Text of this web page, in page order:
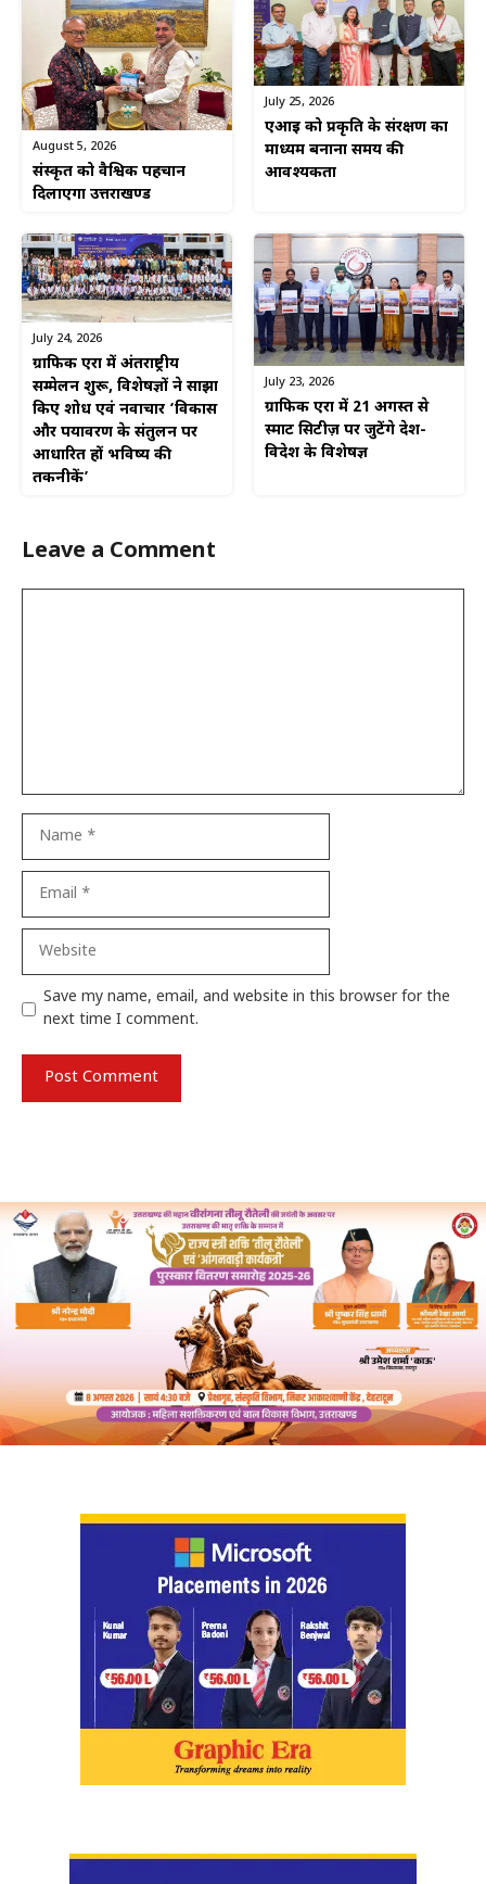
August 5, 2026
संस्कृत को वैश्विक पहचान
दिलाएगा उत्तराखण्ड
July 25, 2026
एआई को प्रकृति के संरक्षण का
माध्यम बनाना समय की
आवश्यकता
July 24, 2026
ग्राफिक एरा में अंतर्राष्ट्रीय
सम्मेलन शुरू, विशेषज्ञों ने साझा
किए शोध एवं नवाचार ‘विकास
और पर्यावरण के संतुलन पर
आधारित हों भविष्य की
तकनीकें’
July 23, 2026
ग्राफिक एरा में 21 अगस्त से
स्मार्ट सिटीज़ पर जुटेंगे देश-
विदेश के विशेषज्ञ
Leave a Comment
Website
Save my name, email, and website in this browser for the
next time I comment.